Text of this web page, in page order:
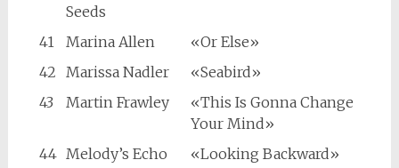
Seeds
41 Marina Allen
«Or Else»
42 Marissa Nadler
«Seabird»
43
Martin Frawley
«This Is Gonna Change
Your Mind»
44 Melody’s Echo
«Looking Backward»